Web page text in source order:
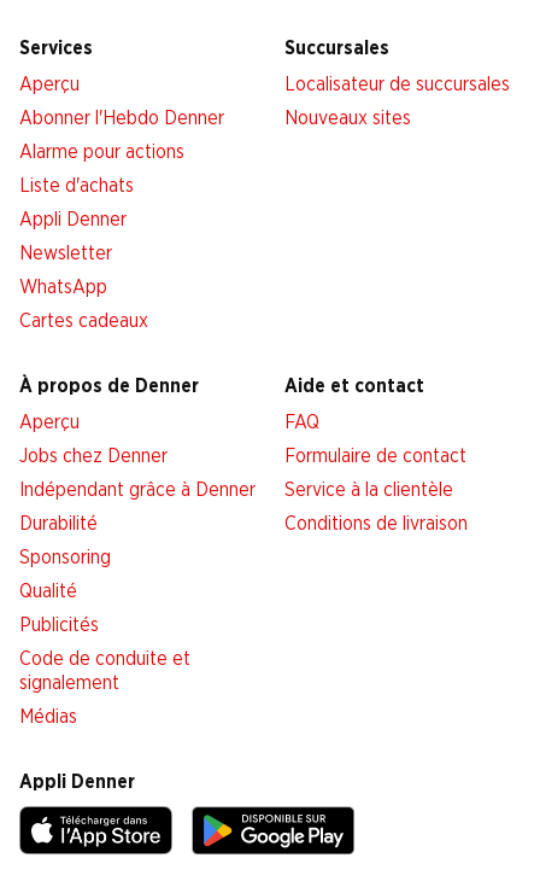
Services
Aperçu
Abonner l'Hebdo Denner
Alarme pour actions
Liste d'achats
Appli Denner
Newsletter
WhatsApp
Cartes cadeaux
Succursales
Localisateur de succursales
Nouveaux sites
À propos de Denner
Aperçu
Jobs chez Denner
Indépendant grâce à Denner
Durabilité
Sponsoring
Qualité
Publicités
Code de conduite et
signalement
Médias
Aide et contact
FAQ
Formulaire de contact
Service à la clientèle
Conditions de livraison
Appli Denner